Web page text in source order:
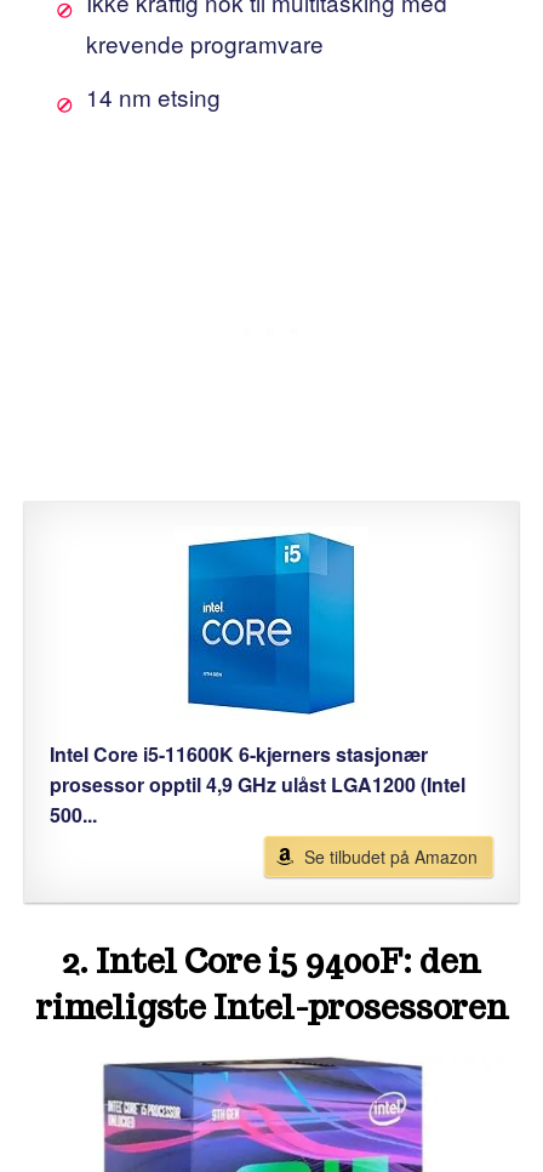
krevende programvare
14 nm etsing
Intel Core i5-11600K 6-kjerners stasjonær
prosessor opptil 4,9 GHz ulåst LGA1200 (Intel
500...
Se tilbudet på Amazon
2. Intel Core i5 9400F: den
rimeligste Intel-prosessoren